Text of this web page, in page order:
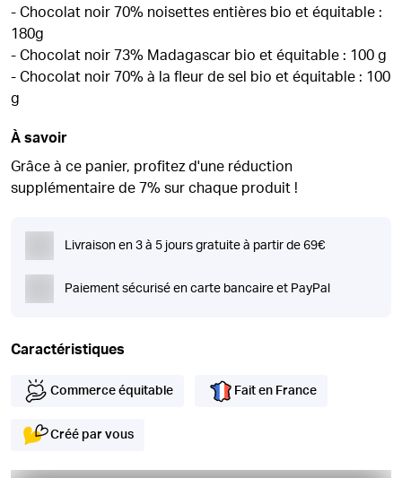
- Chocolat noir 70% noisettes entières bio et équitable :
180g
- Chocolat noir 73% Madagascar bio et équitable : 100 g
- Chocolat noir 70% à la fleur de sel bio et équitable : 100
g
À savoir
Grâce à ce panier, profitez d'une réduction
supplémentaire de 7% sur chaque produit !
Livraison en 3 à 5 jours gratuite à partir de 69€
Paiement sécurisé en carte bancaire et PayPal
Caractéristiques
Commerce équitable Fait en France
Créé par vous